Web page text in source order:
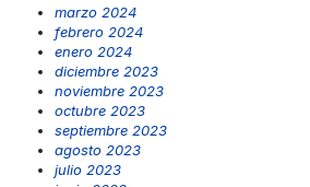
marzo 2024
febrero 2024
enero 2024
diciembre 2023
noviembre 2023
octubre 2023
septiembre 2023
agosto 2023
julio 2023